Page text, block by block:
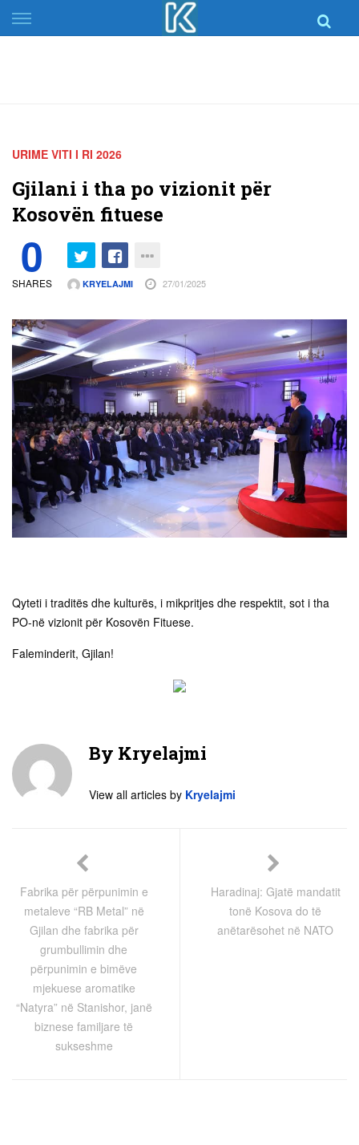
Skip
to
URIME VITI I RI 2026
Gjilani i tha po vizionit për
Kosovën fituese
0
SHARES KRYELAJMI 27/01/2025
Qyteti i traditës dhe kulturës, i mikpritjes dhe respektit, sot i tha
PO-në vizionit për Kosovën Fituese.
Faleminderit, Gjilan!
By Kryelajmi
View all articles by Kryelajmi
Fabrika për përpunimin e
metaleve “RB Metal” në
Gjilan dhe fabrika për
grumbullimin dhe
përpunimin e bimëve
mjekuese aromatike
“Natyra” në Stanishor, janë
biznese familjare të
sukseshme
Haradinaj: Gjatë mandatit
tonë Kosova do të
anëtarësohet në NATO